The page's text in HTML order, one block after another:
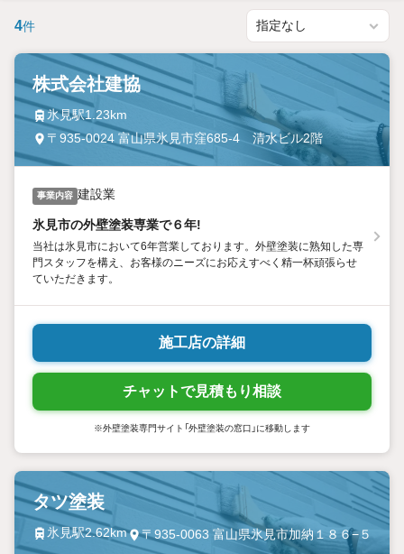
4件
株式会社建協
氷見駅1.23km
〒935-0024 富山県氷見市窪685-4 清水ビル2階
事業内容 建設業
氷見市の外壁塗装専業で６年!
当社は氷見市において6年営業しております。外壁塗装に熟知した専
門スタッフを構え、お客様のニーズにお応えすべく精一杯頑張らせ
ていただきます。
施工店の詳細
チャットで見積もり相談
※外壁塗装専門サイト「外壁塗装の窓口」に移動します
タツ塗装
氷見駅2.62km 〒935-0063 富山県氷見市加納１８６−５